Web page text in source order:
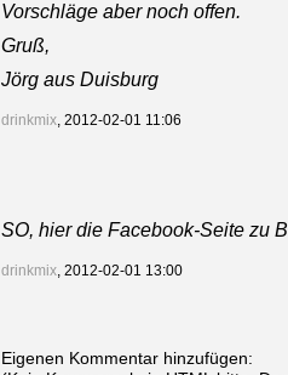
Vorschläge aber noch offen.
Gruß,
Jörg aus Duisburg
drinkmix, 2012-02-01 11:06
SO, hier die Facebook-Seite zu
drinkmix, 2012-02-01 13:00
Eigenen Kommentar hinzufügen: